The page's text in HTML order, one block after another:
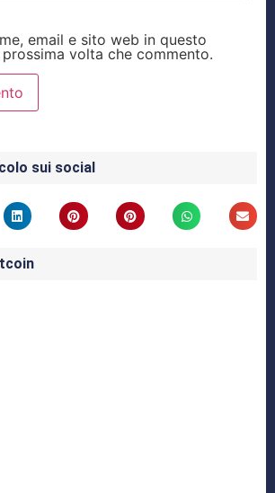
email e sito web in questo
volta che commento.
sui social